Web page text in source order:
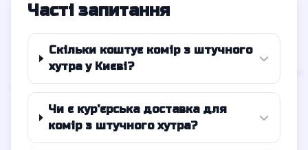
Часті запитання
Скільки коштує комір з штучного
хутра у Києві?
Чи є кур'єрська доставка для
комір з штучного хутра?